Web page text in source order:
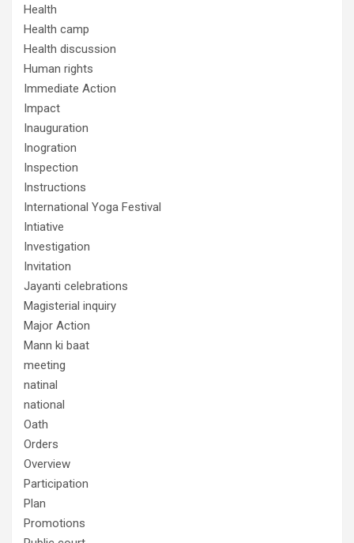
Health
Health camp
Health discussion
Human rights
Immediate Action
Impact
Inauguration
Inogration
Inspection
Instructions
International Yoga Festival
Intiative
Investigation
Invitation
Jayanti celebrations
Magisterial inquiry
Major Action
Mann ki baat
meeting
natinal
national
Oath
Orders
Overview
Participation
Plan
Promotions